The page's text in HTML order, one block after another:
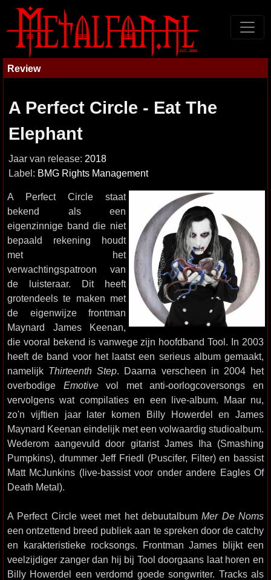
Review
A Perfect Circle - Eat The
Elephant
Jaar van release: 2018
Label: BMG Rights Management
A Perfect Circle staat
bekend als een
eigenzinnige band die niet
bepaald rekening houdt
met het
verwachtingspatroon van
de luisteraar. Dit heeft
grotendeels te maken met
de eigenwijze frontman
Maynard James Keenan,
die vooral bekend is vanwege zijn hoofdband Tool. In 2003
heeft de band voor het laatst een serieus album gemaakt,
namelijk Thirteenth Step. Daarna verscheen in 2004 het
overbodige Emotivevol met anti-oorlogcoversongs en
vervolgens wat compilaties en een live-album. Maar nu,
zo'n vijftien jaar later komen Billy Howerdel en James
Maynard Keenan eindelijk met een volwaardig studioalbum.
Wederom aangevuld door gitarist James Iha (Smashing
Pumpkins), drummer Jeff Friedl (Puscifer, Filter) en bassist
Matt McJunkins (live-bassist voor onder andere Eagles Of
Death Metal).
A Perfect Circle weet met het debuutalbumMer De Noms
een ontzettend breed publiek aan te spreken door de catchy
en karakteristieke rocksongs. Frontman James blijkt een
veelzijdiger zanger dan hij bij Tool doorgaans laat horen en
Billy Howerdel een verdomd goede songwriter. Tracks als